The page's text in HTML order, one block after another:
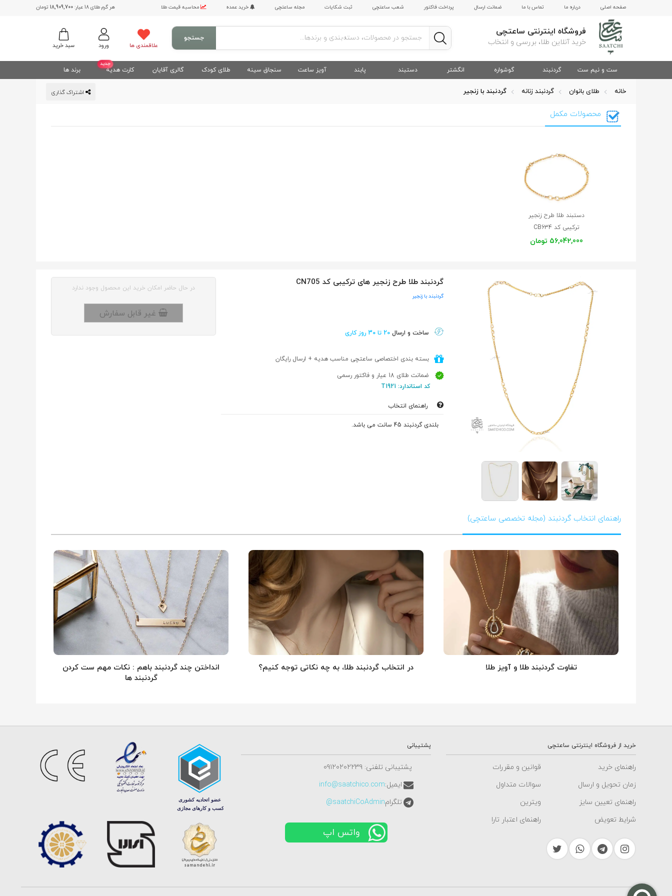
صفحه اصلی درباره ما تماس با ما ضمانت ارسال پرداخت فاکتور شعب ساعتچی ثبت شکایات مجله ساعتچی خرید عمده محاسبه قیمت طلا هر گرم طلای 18 عیار: 18,909,700 تومان
فروشگاه اینترنتی ساعتچی
خرید آنلاین طلا، بررسی و انتخاب سبد خرید ورود علاقمندی ها
جستجو
ست و نیم ست گردنبند گوشواره انگشتر دستبند پابند آویز ساعت سنجاق سینه طلای کودک گالری آقایان
جدید
کارت هدیه برند ها
خانه طلای بانوان گردنبند زنانه گردنبند با زنجیر
محصولات مکمل
دستبند طلا طرح زنجیر
ترکیبی کد CB634
56,042,000 تومان
گردنبند طلا طرح زنجیر های ترکیبی کد CN705
گردنبند با زنجیر
ساخت و ارسال 20 تا 30 روز کاری
بسته بندی اختصاصی ساعتچی مناسب هدیه + ارسال رایگان
ضمانت طلای 18 عیار و فاکتور رسمی
کد استاندارد: T1921
راهنمای انتخاب
بلندی گردنبند 45 سانت می باشد.
در حال حاضر امکان خرید این محصول وجود ندارد
غیر قابل سفارش
راهنمای انتخاب گردنبند (مجله تخصصی ساعتچی)
تفاوت گردنبند طلا و آویز طلا در انتخاب گردنبند طلا‌، به چه نکاتی توجه کنیم؟
انداختن چند گردنبند باهم : نکات مهم ست کردن
گردنبند ها
خرید از فروشگاه اینترنتی ساعتچی
راهنمای خرید
قوانین و مقررات
زمان تحویل و ارسال
سوالات متداول
راهنمای تعیین سایز
ویترین
شرایط تعویض
راهنمای اعتبار تارا
پشتیبانی
پشتیبانی تلفنی: ٠٩١٢٠٢٠٢٢٣٩
ایمیل:info@saatchico.com
تلگرامsaatchiCoAdmin@
واتس اپ